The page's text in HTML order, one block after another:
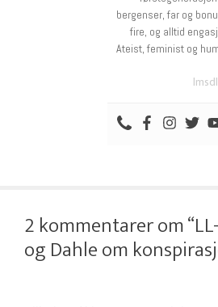
bergenser, far og
fire, og alltid
Ateist, feminist og
2 kommentarer om
og Dahle om